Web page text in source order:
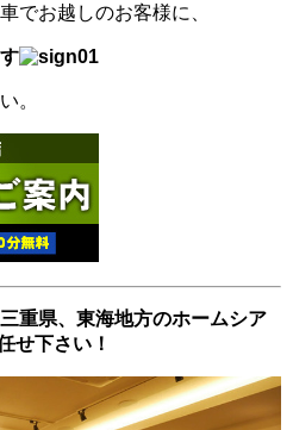
でお越しのお客様に、
。
重県、東海地方のホームシア
せ下さい！